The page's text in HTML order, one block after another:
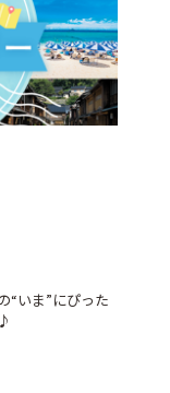
“いま”にぴった